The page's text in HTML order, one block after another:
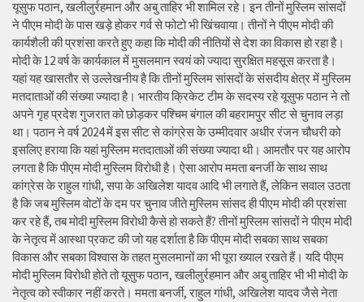
यूसुफ पठान, खलीलुर्रहमान और अबु ताहिर भी शामिल रहे। इन तीनों मुस्लिम सांसदों
ने पीएम मोदी के पास खड़े होकर गर्व से फोटो भी खिंचवाया। तीनों ने पीएम मोदी की
कार्यशैली की प्रशंसा करते हुए कहा कि मोदी की नीतियों से देश का विकास हो रहा है।
मोदी के 12 वर्ष के कार्यकाल में मुसलमान स्वयं को ज्यादा सुरक्षित महसूस करता है।
यहां यह खासतौर से उल्लेखनीय है कि तीनों मुस्लिम सांसदों के संसदीय क्षेत्र में मुस्लिम
मतदाताओं की संख्या ज्यादा है। भारतीय क्रिकेट टीम के सदस्य रहे यूसुफ पठान ने तो
अपने गृह प्रदेश गुजरात को छोड़कर पश्चिम बंगाल की बहरामपुर सीट से चुनाव लड़ा
था। पठान ने वर्ष 2024 में इस सीट से कांग्रेस के उम्मीदवार अधीर रंजन चौधरी को
इसलिए हराया कि यहां मुस्लिम मतदाताओं की संख्या ज्यादा थी। आमतौर पर यह आरोप
लगता है कि पीएम मोदी मुस्लिम विरोधी है। ऐसा आरोप ममता बनर्जी के साथ साथ
कांग्रेस के राहुल गांधी, सपा के अखिलेश यादव आदि भी लगाते हैं, लेकिन सवाल उठता
है कि जब मुस्लिम वोटों के दम पर चुनाव जीते मुस्लिम सांसद ही पीएम मोदी की प्रशंसा
कर रहे हैं, तब मोदी मुस्लिम विरोधी कैसे हो सकते हैं? तीनों मुस्लिम सांसदों ने पीएम मोदी
के नेतृत्व में आस्था प्रकट की जो यह दर्शाता है कि पीएम मोदी सबका साथ सबका
विकास और सबका विश्वास के तहत मुसलमानों का भी पूरा ख्याल रखते हैं। यदि पीएम
मोदी मुस्लिम विरोधी होते तो यूसुफ पठान, खलीलुर्रहमान और अबु ताहिर भी भी मोदी के
नेतृत्व को स्वीकार नहीं करते। ममता बनर्जी, राहुल गांधी, अखिलेश यादव जैसे नेता